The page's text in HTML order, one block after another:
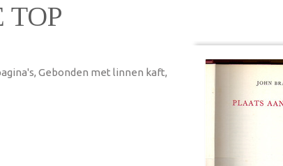
Gebonden met linnen kaft,